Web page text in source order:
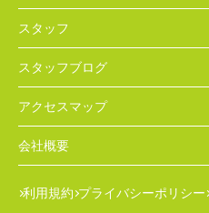
スタッフ
スタッフブログ
アクセスマップ
会社概要
利用規約 プライバシーポリシー